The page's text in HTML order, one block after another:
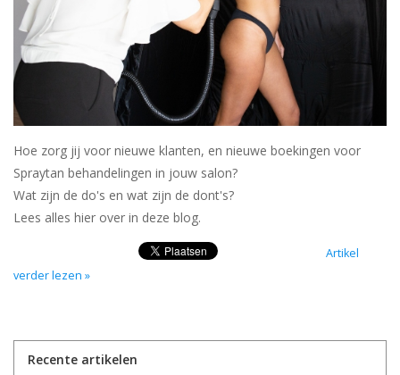
Salon kleding
Vraag hier om een vrijblijvend
adviesgesprek met ons!
Trainingen
Suntana
Cadeaubonnen
Hoe zorg jij voor nieuwe klanten, en nieuwe boekingen voor
Spraytan behandelingen in jouw salon?
Wat zijn de do's en wat zijn de dont's?
Lees alles hier over in deze blog.
Artikel
verder lezen »
Recente artikelen